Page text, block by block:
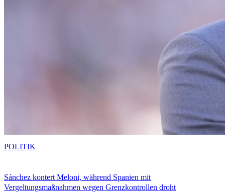
Sánchez kontert Meloni, während Spanien mit
Vergeltungsmaßnahmen wegen Grenzkontrollen droht
POLITIK